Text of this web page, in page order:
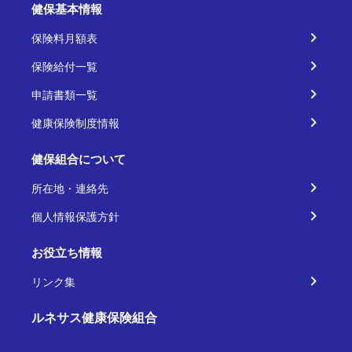
健保基本情報
保険料月額表
保険給付一覧
申請書類一覧
健康保険制度情報
健保組合について
所在地・連絡先
個人情報保護方針
お役立ち情報
リンク集
ルネサス健康保険組合